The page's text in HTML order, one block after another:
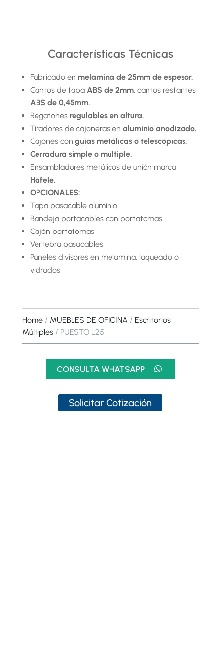
Características Técnicas
Fabricado en melamina de 25mm de espesor.
Cantos de tapa ABS de 2mm, cantos restantes
ABS de 0,45mm.
Regatones regulables en altura.
Tiradores de cajoneras en aluminio anodizado.
Cajones con guías metálicas o telescópicas.
Cerradura simple o múltiple.
Ensambladores metálicos de unión marca
Häfele.
OPCIONALES:
Tapa pasacable aluminio
Bandeja portacables con portatomas
Cajón portatomas
Vértebra pasacables
Paneles divisores en melamina, laqueado o
vidrados
Home/ MUEBLES DE OFICINA / Escritorios
Múltiples/ PUESTO L25
CONSULTA WHATSAPP
Solicitar Cotización